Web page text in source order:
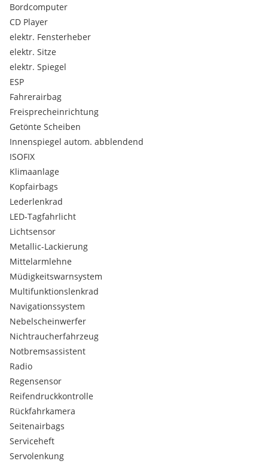
- Freisprecheinrichtung
- Isofix
- Klimaautomatik
- Lederlenkrad
- MP3
- Multifunktionslenkrad
- Navigationssystem
- Notbremsassistent
- Radio
- Regensensor
- Reifendruckkontrollsystem
- Seitenairbag
- Servolenkung
- Sommerreifen
- Start/Stop Automatik
- Tagfahrlicht
- Traktionskontrolle
- USB
- Wegfahrsperre
- Winterreifen
- Zentralverriegelung mit Funkfernbedienung
* attraktive Finanzierungsmöglichkeiten mit oder ohne
Anzahlung
* Inzahlungnahme Tausch ihres Gebrauchten möglich
* österreichweite Zustellung gegen Aufzahlung möglich
* Tippfehler & Irrtümer vorbehalten!
MAT Autohandel
St. Peterstraße 7
A-6700 Bludenz
Tel:
Bordcomputer
CD Player
elektr. Fensterheber
elektr. Sitze
elektr. Spiegel
ESP
Fahrerairbag
Freisprecheinrichtung
Getönte Scheiben
Innenspiegel autom. abblendend
ISOFIX
Klimaanlage
Kopfairbags
Lederlenkrad
LED-Tagfahrlicht
Lichtsensor
Metallic-Lackierung
Mittelarmlehne
Müdigkeitswarnsystem
Multifunktionslenkrad
Navigationssystem
Nebelscheinwerfer
Nichtraucherfahrzeug
Notbremsassistent
Radio
Regensensor
Reifendruckkontrolle
Rückfahrkamera
Seitenairbags
Serviceheft
Servolenkung